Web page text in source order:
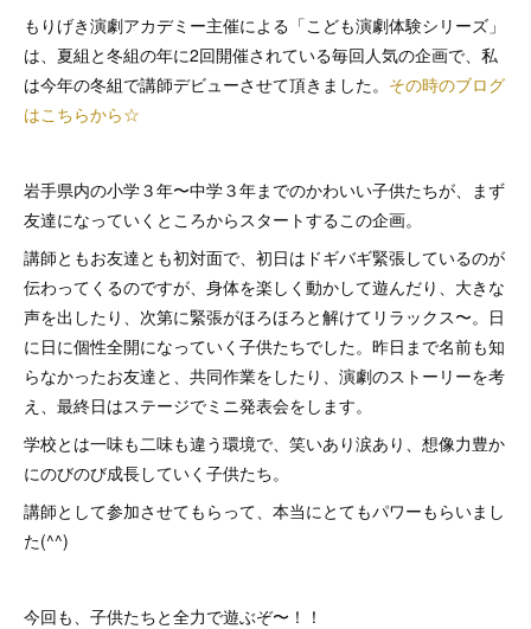
もりげき演劇アカデミー主催による「こども演劇体験シリーズ」
は、夏組と冬組の年に2回開催されている毎回人気の企画で、私
は今年の冬組で講師デビューさせて頂きました。 その時のブログ
はこちらから☆
岩手県内の小学３年〜中学３年までのかわいい子供たちが、まず
友達になっていくところからスタートするこの企画。
講師ともお友達とも初対面で、初日はドギバギ緊張しているのが
伝わってくるのですが、身体を楽しく動かして遊んだり、大きな
声を出したり、次第に緊張がほろほろと解けてリラックス〜。日
に日に個性全開になっていく子供たちでした。昨日まで名前も知
らなかったお友達と、共同作業をしたり、演劇のストーリーを考
え、最終日はステージでミニ発表会をします。
学校とは一味も二味も違う環境で、笑いあり涙あり、想像力豊か
にのびのび成長していく子供たち。
講師として参加させてもらって、本当にとてもパワーもらいまし
た(^^)
今回も、子供たちと全力で遊ぶぞ〜！！